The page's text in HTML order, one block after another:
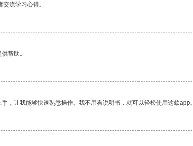
流学习心得。
帮助。
，让我能够快速熟悉操作。我不用看说明书，就可以轻松使用这款app。